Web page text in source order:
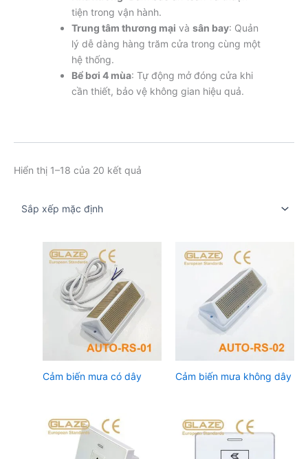
tiện trong vận hành.
Trung tâm thương mại và sân bay: Quản
lý dễ dàng hàng trăm cửa trong cùng một
hệ thống.
Bể bơi 4 mùa: Tự động mở đóng cửa khi
cần thiết, bảo vệ không gian hiệu quả.
Hiển thị 1–18 của 20 kết quả
Cảm biến mưa có dây Cảm biến mưa không dây